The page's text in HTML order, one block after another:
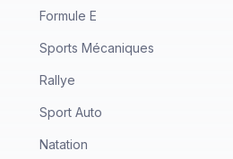
Formule E
Sports Mécaniques
Rallye
Sport Auto
Natation